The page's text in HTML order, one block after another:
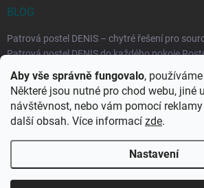
Aby vše správně fungovalo,
Některé jsou nutné pro chod webu, jiné
návštěvnost, nebo vám pomocí
další obsah. Více informací zde.
Nastavení
BLOG
Patrová postel DENIS – chytré řešení pro
Patrová postel DENIS do každého pokoje
Rozkládací postele RELAX – ideální řešení
každodenní spaní
Rozkládací postel, která se přizpůsobí
Copyright 2026DK-obchod.cz. Všechna